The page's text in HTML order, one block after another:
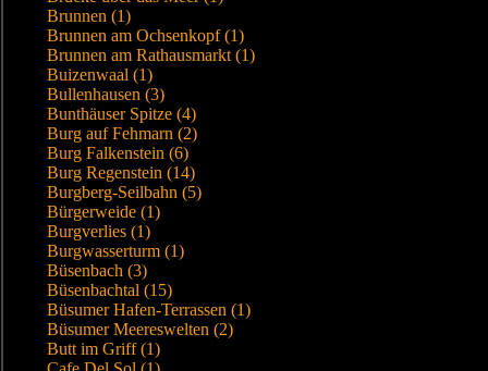
Brunnen (1)
Brunnen am Ochsenkopf (1)
Brunnen am Rathausmarkt (1)
Buizenwaal (1)
Bullenhausen (3)
Bunthäuser Spitze (4)
Burg auf Fehmarn (2)
Burg Falkenstein (6)
Burg Regenstein (14)
Burgberg-Seilbahn (5)
Bürgerweide (1)
Burgverlies (1)
Burgwasserturm (1)
Büsenbach (3)
Büsenbachtal (15)
Büsumer Hafen-Terrassen (1)
Büsumer Meereswelten (2)
Butt im Griff (1)